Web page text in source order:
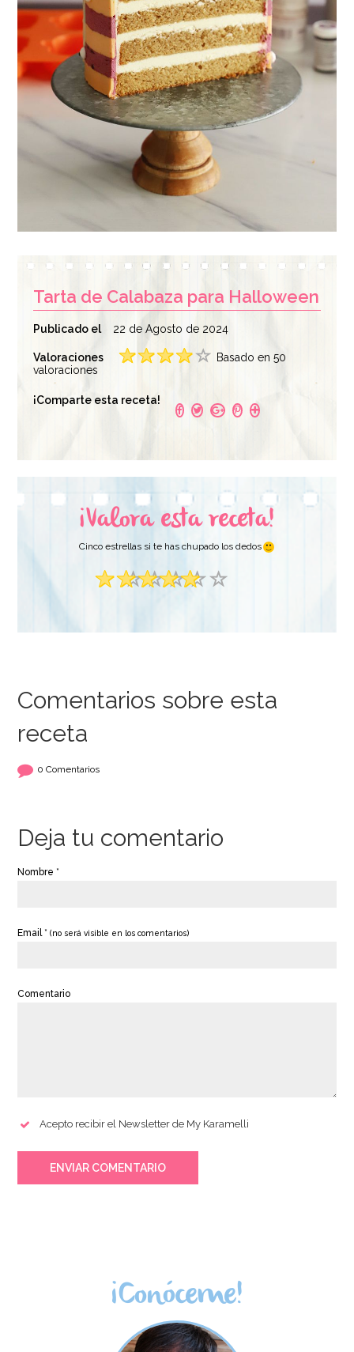
Tarta de Calabaza para Halloween
Publicado el 22 de Agosto de 2024
Valoraciones
Basado en 50
valoraciones
¡Comparte esta receta!
¡Valora esta receta!
Cinco estrellas si te has chupado los dedos
Comentarios sobre esta
receta
0 Comentarios
Deja tu comentario
Nombre *
Email *(no será visible en los comentarios)
Comentario
Acepto recibir el Newsletter de My Karamelli
ENVIAR COMENTARIO
¡Conóceme!